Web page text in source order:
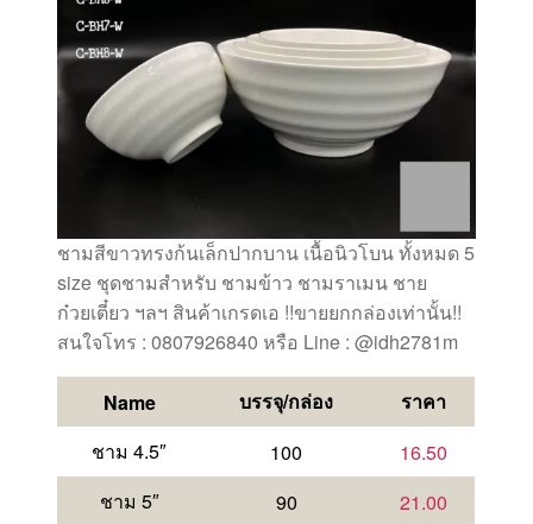
ชามสีขาวทรงก้นเล็กปากบาน เนื้อนิวโบน ทั้งหมด 5
size ชุดชามสำหรับ ชามข้าว ชามราเมน ชาย
ก๋วยเตี๋ยว ฯลฯ สินค้าเกรดเอ !!ขายยกกล่องเท่านั้น!!
สนใจโทร : 0807926840 หรือ Line : @idh2781m
Name บรรจุ/กล่อง
ราคา
ชาม 4.5″
100
16.50
ชาม 5″
90
21.00